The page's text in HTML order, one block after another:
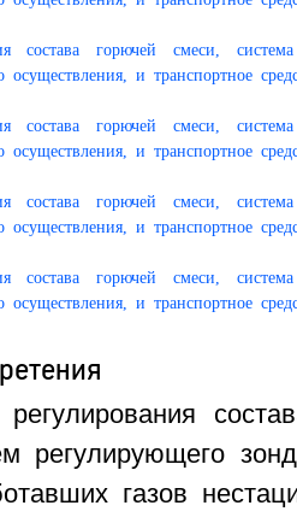
регулирующего
газов